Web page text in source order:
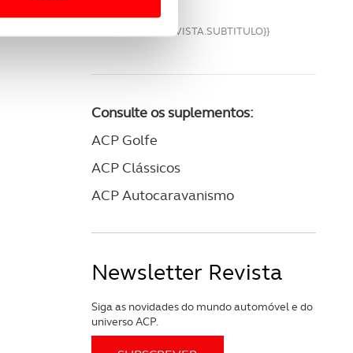
lhe proporcionar
de análise, com parceiros
sua experiência de
{{VM.REVISTA.SUBTITULO}}
Consulte os suplementos:
ACP Golfe
ACP Clássicos
ACP Autocaravanismo
Newsletter Revista
Siga as novidades do mundo automóvel e do
universo ACP.